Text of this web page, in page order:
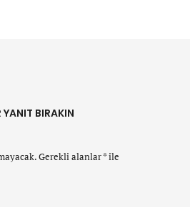
YANIT BIRAKIN
Gerekli alanlar*ile